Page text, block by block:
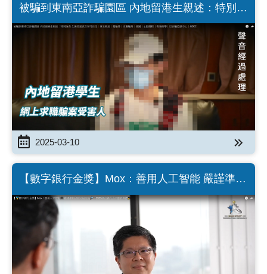
被騙到東南亞詐騙園區 內地留港生親述：特別陰
森 女演員面試官增可信性｜事主親述｜電騙營｜
求職騙局｜泰國｜心路歷程｜香港留學｜反詐騙
協調中心｜ADCC (Chinese Version only)
2025-03-10
【數字銀行金獎】Mox：善用人工智能 嚴謹準則
偵測可疑交易｜2025傑出銀行員工嘉許典禮
(Chinese Version only)